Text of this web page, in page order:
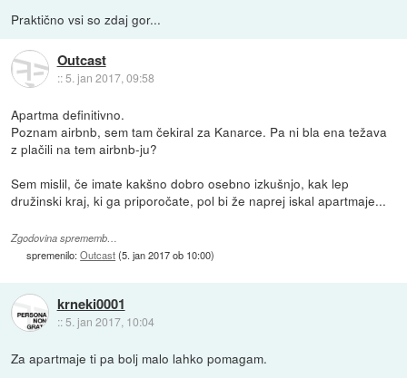
Praktično vsi so zdaj gor...
Outcast
::5. jan 2017, 09:58
Apartma definitivno.
Poznam airbnb, sem tam čekiral za Kanarce. Pa ni bla ena težava
z plačili na tem airbnb-ju?
Sem mislil, če imate kakšno dobro osebno izkušnjo, kak lep
družinski kraj, ki ga priporočate, pol bi že naprej iskal apartmaje...
Zgodovina sprememb…
spremenilo:Outcast(5. jan 2017 ob 10:00)
krneki0001
:: 5. jan 2017, 10:04
Za apartmaje ti pa bolj malo lahko pomagam.